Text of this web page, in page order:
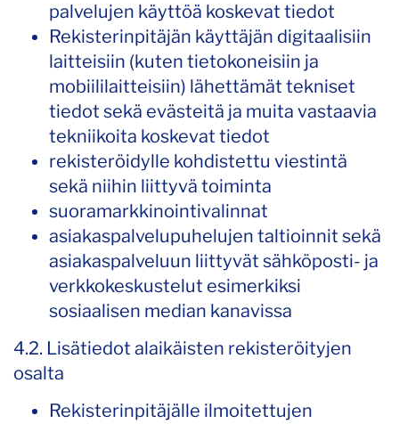
palvelujen käyttöä koskevat tiedot
Rekisterinpitäjän käyttäjän digitaalisiin
laitteisiin (kuten tietokoneisiin ja
mobiililaitteisiin) lähettämät tekniset
tiedot sekä evästeitä ja muita vastaavia
tekniikoita koskevat tiedot
rekisteröidylle kohdistettu viestintä
sekä niihin liittyvä toiminta
suoramarkkinointivalinnat
asiakaspalvelupuhelujen taltioinnit sekä
asiakaspalveluun liittyvät sähköposti- ja
verkkokeskustelut esimerkiksi
sosiaalisen median kanavissa
4.2. Lisätiedot alaikäisten rekisteröityjen
osalta
Rekisterinpitäjälle ilmoitettujen